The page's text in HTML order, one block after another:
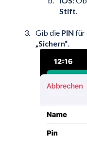
Stift
Gib die PIN für
„Sichern“.